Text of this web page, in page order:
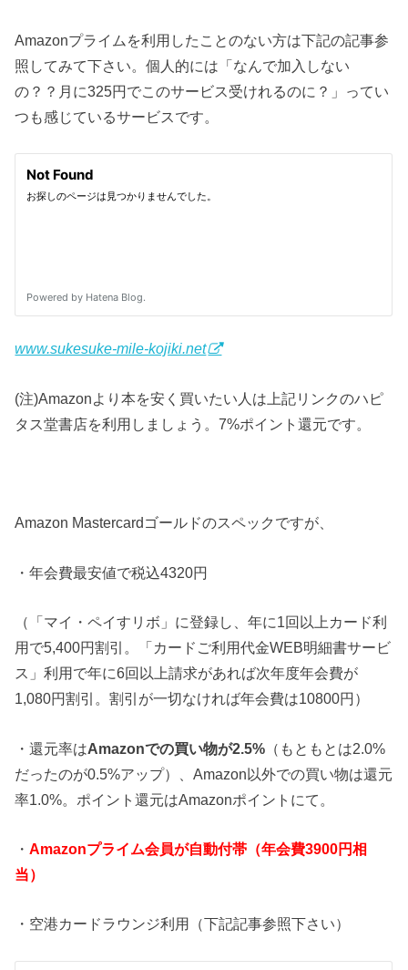
Amazonプライムを利用したことのない方は下記の記事参
照してみて下さい。個人的には「なんで加入しない
の？？月に325円でこのサービス受けれるのに？」ってい
つも感じているサービスです。
www.sukesuke-mile-kojiki.net
(注)Amazonより本を安く買いたい人は上記リンクのハピ
タス堂書店を利用しましょう。7%ポイント還元です。
Amazon Mastercardゴールドのスペックですが、
・年会費最安値で税込4320円
（「マイ・ペイすリボ」に登録し、年に1回以上カード利
用で5,400円割引。「カードご利用代金WEB明細書サービ
ス」利用で年に6回以上請求があれば次年度年会費が
1,080円割引。割引が一切なければ年会費は10800円）
・還元率はAmazonでの買い物が2.5% （もともとは2.0%
だったのが0.5%アップ）、Amazon以外での買い物は還元
率1.0%。ポイント還元はAmazonポイントにて。
・Amazonプライム会員が自動付帯（年会費3900円相
当）
・空港カードラウンジ利用（下記記事参照下さい）